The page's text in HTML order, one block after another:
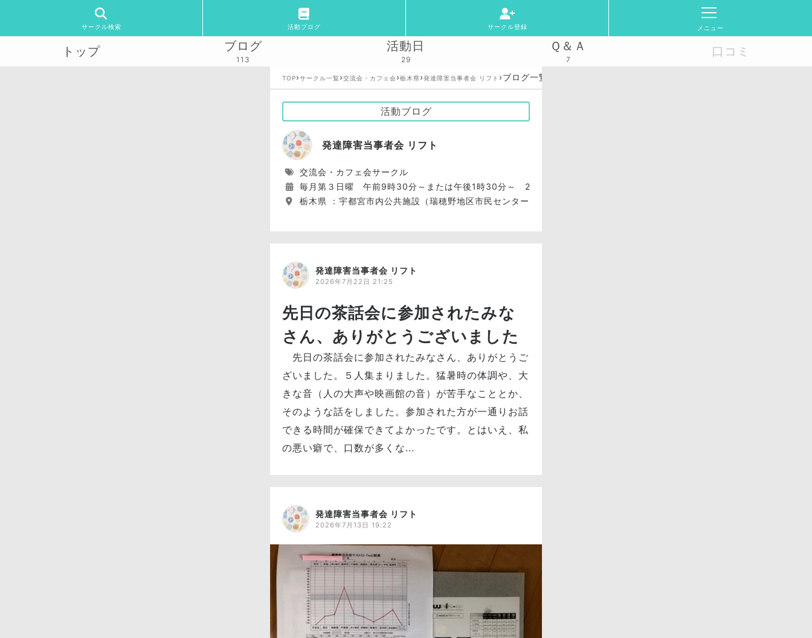
サークル検索 活動ブログ サークル登録 メニュー
トップ ブログ
113
活動日
29
Ｑ＆Ａ
7
口コミ
TOP›サークル一覧 ›交流会・カフェ会›栃木県›発達障害当事者会 リフト ›ブログ一覧
活動ブログ
発達障害当事者会 リフト
交流会・カフェ会サークル
毎月第３日曜 午前9時30分～または午後1時30分～ 2時間程度
栃木県 ：宇都宮市内公共施設（瑞穂野地区市民センターまたは宇都宮市文化会館または姿川地区市民センター
発達障害当事者会 リフト
2026年7月22日 21:25
先日の茶話会に参加されたみな
さん、ありがとうございました
先日の茶話会に参加されたみなさん、ありがとうご
ざいました。５人集まりました。猛暑時の体調や、大
きな音（人の大声や映画館の音）が苦手なこととか、
そのような話をしました。参加された方が一通りお話
できる時間が確保できてよかったです。とはいえ、私
の悪い癖で、口数が多くな...
発達障害当事者会 リフト
2026年7月13日 19:22